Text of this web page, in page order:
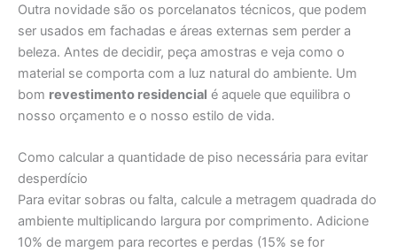
Outra novidade são os porcelanatos técnicos, que podem
ser usados em fachadas e áreas externas sem perder a
beleza. Antes de decidir, peça amostras e veja como o
material se comporta com a luz natural do ambiente. Um
bom revestimento residencial é aquele que equilibra o
nosso orçamento e o nosso estilo de vida.
Como calcular a quantidade de piso necessária para evitar
desperdício
Para evitar sobras ou falta, calcule a metragem quadrada do
ambiente multiplicando largura por comprimento. Adicione
10% de margem para recortes e perdas (15% se for